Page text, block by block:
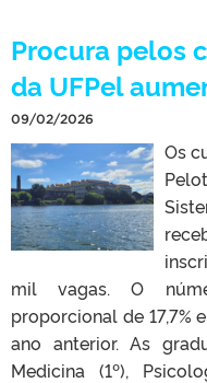
Procura pelos
da UFPel
09/02/2026
Os
mil vagas. O
proporcional de 17,7%
ano anterior. As
Medicina (1º),